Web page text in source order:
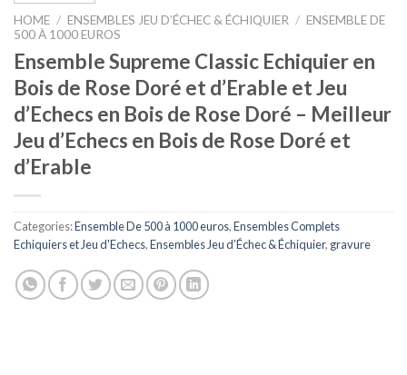
HOME / ENSEMBLES JEU D’ÉCHEC & ÉCHIQUIER / ENSEMBLE DE
500 À 1000 EUROS
Ensemble Supreme Classic Echiquier en
Bois de Rose Doré et d’Erable et Jeu
d’Echecs en Bois de Rose Doré – Meilleur
Jeu d’Echecs en Bois de Rose Doré et
d’Erable
Categories:Ensemble De 500 à 1000 euros,Ensembles Complets
Echiquiers et Jeu d'Echecs,Ensembles Jeu d’Échec & Échiquier, gravure